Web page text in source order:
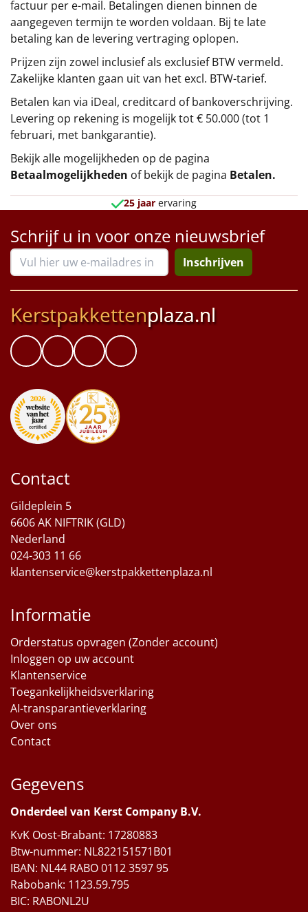
factuur per e-mail. Betalingen dienen binnen de
aangegeven termijn te worden voldaan. Bij te late
betaling kan de levering vertraging oplopen.
Prijzen zijn zowel inclusief als exclusief BTW vermeld.
Zakelijke klanten gaan uit van het excl. BTW-tarief.
Betalen kan via iDeal, creditcard of bankoverschrijving.
Levering op rekening is mogelijk tot € 50.000 (tot 1
februari, met bankgarantie).
Bekijk alle mogelijkheden op de pagina
Betaalmogelijkheden of bekijk de pagina Betalen.
25 jaar ervaring
Schrijf u in voor onze nieuwsbrief
Inschrijven
Kerstpakkettenplaza.nl
Contact
Gildeplein 5
6606 AK NIFTRIK (GLD)
Nederland
024-303 11 66
klantenservice@kerstpakkettenplaza.nl
Informatie
Orderstatus opvragen (Zonder account)
Inloggen op uw account
Klantenservice
Toegankelijkheidsverklaring
AI-transparantieverklaring
Over ons
Contact
Gegevens
Onderdeel van Kerst Company B.V.
KvK Oost-Brabant: 17280883
Btw-nummer: NL822151571B01
IBAN: NL44 RABO 0112 3597 95
Rabobank: 1123.59.795
BIC: RABONL2U